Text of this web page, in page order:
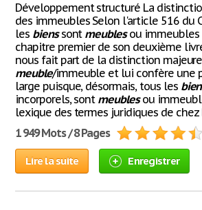
Développement structuré La
des immeubles Selon l'article 516 du
les bienssont meublesou immeubles
chapitre premier de son deuxième
nous fait part de la distinction majeure
meuble/immeuble et lui confère une
large puisque, désormais, tous les
incorporels, sont meublesou
lexique des termes juridiques de
1 949 Mots / 8 Pages
Lire la suite Enregistrer